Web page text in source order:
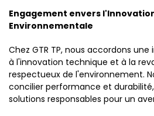
Engagement envers
Environnementale
Chez GTR TP, nous accordons
à l'innovation technique et à la
respectueux de l'environnement.
concilier performance et
solutions responsables pour un